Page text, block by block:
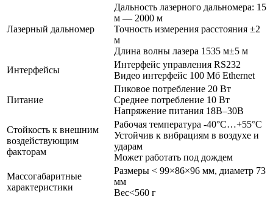
Лазерный дальномер
Дальность лазерного дальномера: 15
м — 2000 м
Точность измерения расстояния ±2
м
Длина волны лазера 1535 м±5 м
Интерфейсы
Интерфейс управления RS232
Видео интерфейс 100 Мб Ethernet
Питание
Пиковое потребление 20 Вт
Среднее потребление 10 Вт
Напряжение питания 18В–30В
Стойкость к внешним
воздействующим
факторам
Рабочая температура -40°C…+55°C
Устойчив к вибрациям в воздухе и
ударам
Может работать под дождем
Массогабаритные
характеристики
Размеры < 99×86×96 мм, диаметр 73
мм
Вес<560 г